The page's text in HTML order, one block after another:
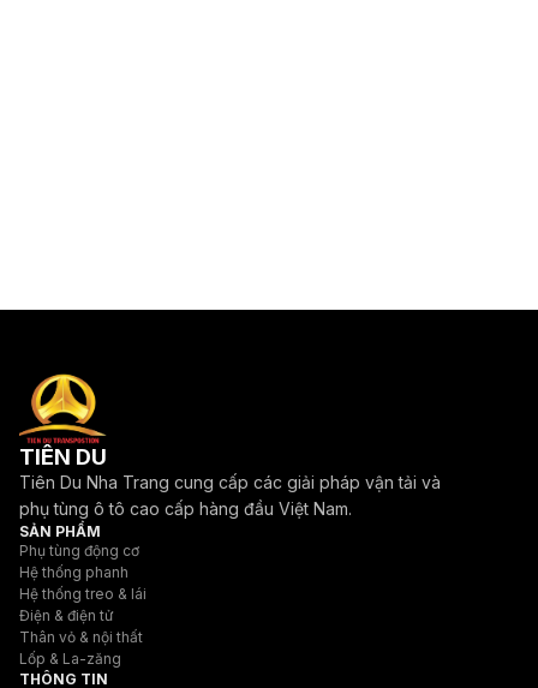
TIÊN DU
Tiên Du Nha Trang cung cấp các giải pháp vận tải và
phụ tùng ô tô cao cấp hàng đầu Việt Nam.
SẢN PHẨM
Phụ tùng động cơ
Hệ thống phanh
Hệ thống treo & lái
Điện & điện tử
Thân vỏ & nội thất
Lốp & La-zăng
THÔNG TIN